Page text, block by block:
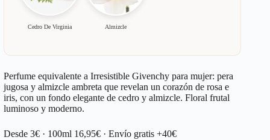
Cedro De Virginia Almizcle
Perfume equivalente a Irresistible Givenchy para mujer: pera
jugosa y almizcle ambreta que revelan un corazón de rosa e
iris, con un fondo elegante de cedro y almizcle. Floral frutal
luminoso y moderno.
Desde 3€ · 100ml 16,95€ · Envío gratis +40€